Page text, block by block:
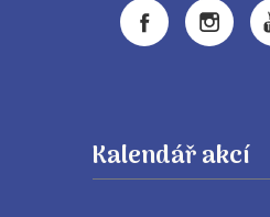
Kalendář akcí